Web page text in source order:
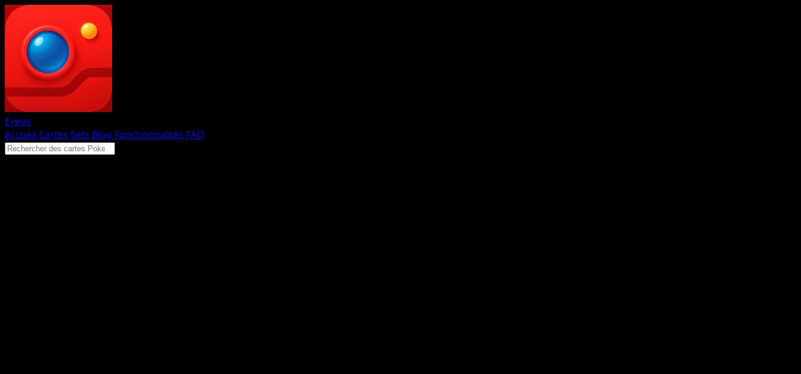
Eyevo
Accueil Cartes Sets Blog Fonctionnalités FAQ